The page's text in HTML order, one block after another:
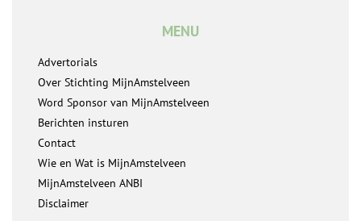
MENU
Advertorials
Over Stichting MijnAmstelveen
Word Sponsor van MijnAmstelveen
Berichten insturen
Contact
Wie en Wat is MijnAmstelveen
MijnAmstelveen ANBI
Disclaimer